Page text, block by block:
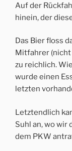
Auf der
hinein, der
Das Bier floss
Mitfahrer
zu reichlich.
wurde einen
letzten
Letztendlich
Suhl an, wo
dem PKW